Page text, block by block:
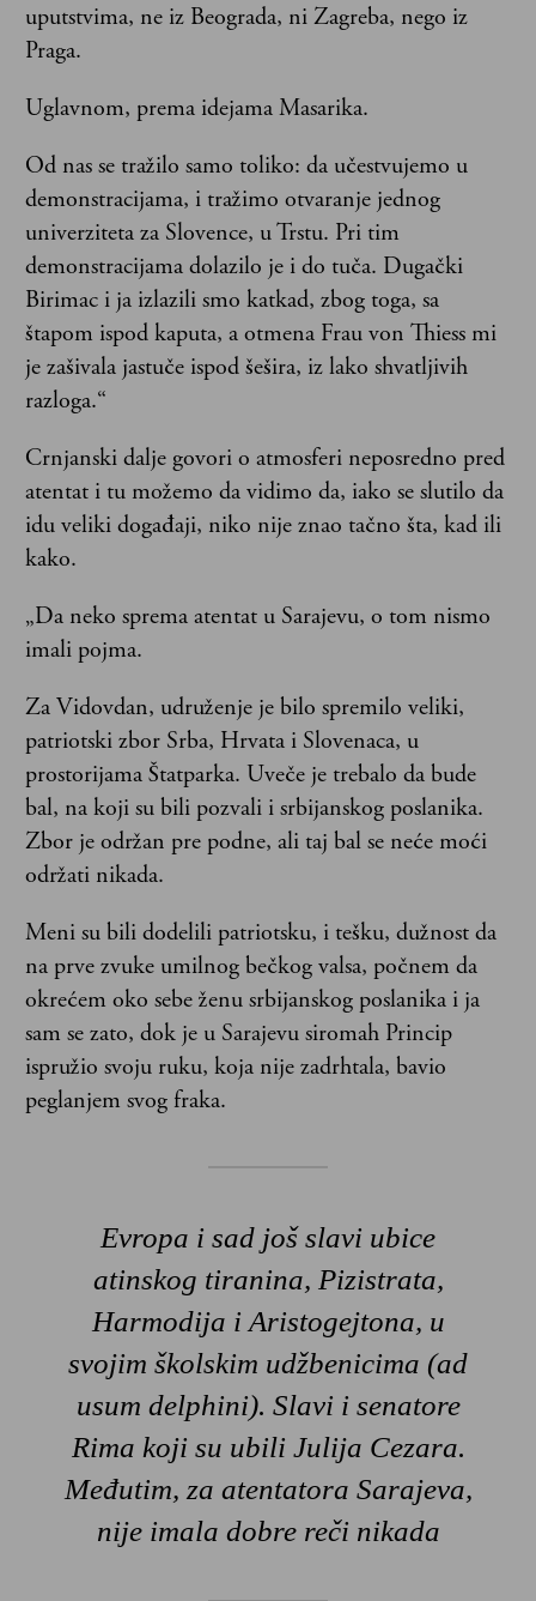
uputstvima, ne iz Beograda, ni Zagreba, nego iz
Praga.
Uglavnom, prema idejama Masarika.
Od nas se tražilo samo toliko: da učestvujemo u
demonstracijama, i tražimo otvaranje jednog
univerziteta za Slovence, u Trstu. Pri tim
demonstracijama dolazilo je i do tuča. Dugački
Birimac i ja izlazili smo katkad, zbog toga, sa
štapom ispod kaputa, a otmena Frau von Thiess mi
je zašivala jastuče ispod šešira, iz lako shvatljivih
razloga.“
Crnjanski dalje govori o atmosferi neposredno pred
atentat i tu možemo da vidimo da, iako se slutilo da
idu veliki događaji, niko nije znao tačno šta, kad ili
kako.
„Da neko sprema atentat u Sarajevu, o tom nismo
imali pojma.
Za Vidovdan, udruženje je bilo spremilo veliki,
patriotski zbor Srba, Hrvata i Slovenaca, u
prostorijama Štatparka. Uveče je trebalo da bude
bal, na koji su bili pozvali i srbijanskog poslanika.
Zbor je održan pre podne, ali taj bal se neće moći
održati nikada.
Meni su bili dodelili patriotsku, i tešku, dužnost da
na prve zvuke umilnog bečkog valsa, počnem da
okrećem oko sebe ženu srbijanskog poslanika i ja
sam se zato, dok je u Sarajevu siromah Princip
ispružio svoju ruku, koja nije zadrhtala, bavio
peglanjem svog fraka.
Evropa i sad još slavi ubice
atinskog tiranina, Pizistrata,
Harmodija i Aristogejtona, u
svojim školskim udžbenicima (ad
usum delphini). Slavi i senatore
Rima koji su ubili Julija Cezara.
Međutim, za atentatora Sarajeva,
nije imala dobre reči nikada